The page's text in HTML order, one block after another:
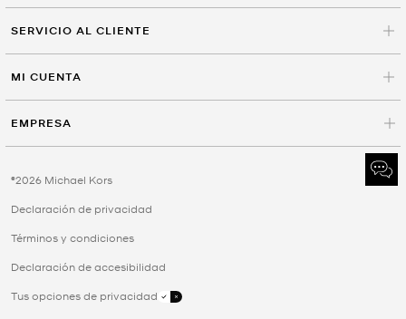
SERVICIO AL CLIENTE
MI CUENTA
EMPRESA
©2026 Michael Kors
Declaración de privacidad
Términos y condiciones
Declaración de accesibilidad
Tus opciones de privacidad